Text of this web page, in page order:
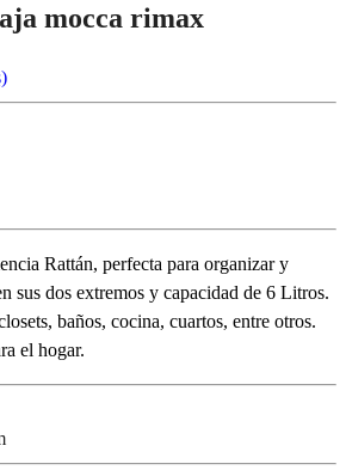
mocca rimax
Rattán, perfecta para organizar y
sus dos extremos y capacidad de 6 Litros.
baños, cocina, cuartos, entre otros.
el hogar.